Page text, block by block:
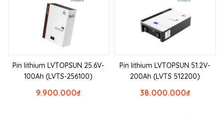
Pin lithium LVTOPSUN 25.6V-
100Ah (LVTS-256100)
₫
9.900.000
Pin lithium LVTOPSUN 51.2V-
200Ah (LVTS 512200)
₫
38.000.000